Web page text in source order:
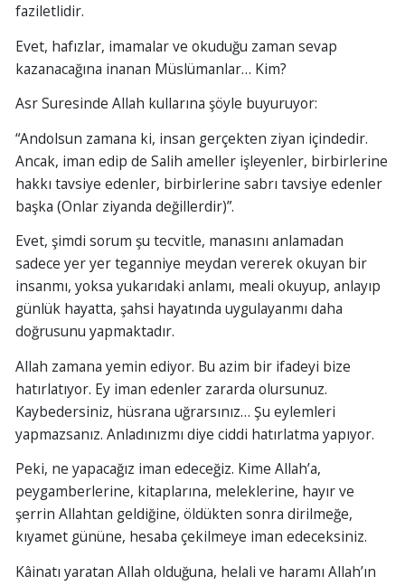
faziletlidir.
Evet, hafızlar, imamalar ve okuduğu zaman sevap
kazanacağına inanan Müslümanlar… Kim?
Asr Suresinde Allah kullarına şöyle buyuruyor:
“Andolsun zamana ki, insan gerçekten ziyan içindedir.
Ancak, iman edip de Salih ameller işleyenler, birbirlerine
hakkı tavsiye edenler, birbirlerine sabrı tavsiye edenler
başka (Onlar ziyanda değillerdir)”.
Evet, şimdi sorum şu tecvitle, manasını anlamadan
sadece yer yer teganniye meydan vererek okuyan bir
insanmı, yoksa yukarıdaki anlamı, meali okuyup, anlayıp
günlük hayatta, şahsi hayatında uygulayanmı daha
doğrusunu yapmaktadır.
Allah zamana yemin ediyor. Bu azim bir ifadeyi bize
hatırlatıyor. Ey iman edenler zararda olursunuz.
Kaybedersiniz, hüsrana uğrarsınız… Şu eylemleri
yapmazsanız. Anladınızmı diye ciddi hatırlatma yapıyor.
Peki, ne yapacağız iman edeceğiz. Kime Allah’a,
peygamberlerine, kitaplarına, meleklerine, hayır ve
şerrin Allahtan geldiğine, öldükten sonra dirilmeğe,
kıyamet gününe, hesaba çekilmeye iman edeceksiniz.
Kâinatı yaratan Allah olduğuna, helali ve haramı Allah’ın